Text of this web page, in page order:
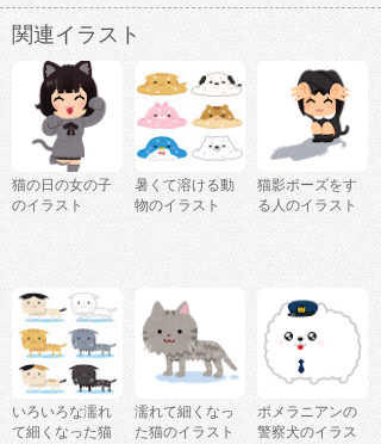
関連イラスト
猫の日の女の子
のイラスト
暑くて溶ける動
物のイラスト
猫影ポーズをす
る人のイラスト
いろいろな濡れ
て細くなった猫
濡れて細くなっ
た猫のイラスト
ポメラニアンの
警察犬のイラス